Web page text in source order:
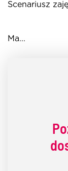
Scenariusz
Ma...